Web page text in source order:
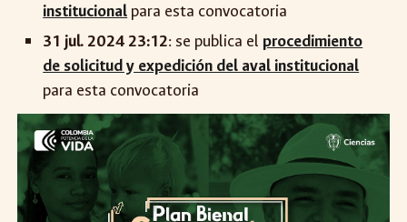
institucional para esta convocatoria
31 jul. 2024 23:12: se publica el procedimiento
de solicitud y expedición del aval institucional
para esta convocatoria